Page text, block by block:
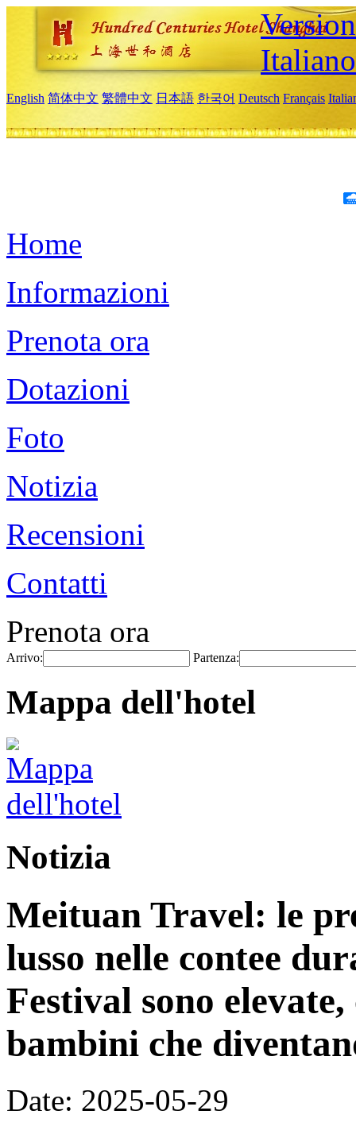
Italiano
English 简体中文 繁體中文 日本語 한국어 Deutsch Français
Home
Informazioni
Prenota ora
Dotazioni
Foto
Notizia
Recensioni
Contatti
Prenota ora
Arrivo: Partenza:
Mappa dell'hotel
Notizia
Meituan Travel: le
lusso nelle contee
Festival sono
bambini che
Date: 2025-05-29